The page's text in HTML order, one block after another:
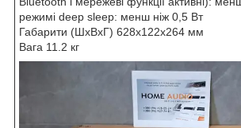
режимі deep sleep: менш ніж 0,5 Вт
Габарити (ШхВхГ) 628х122х264 мм
Вага 11.2 кг